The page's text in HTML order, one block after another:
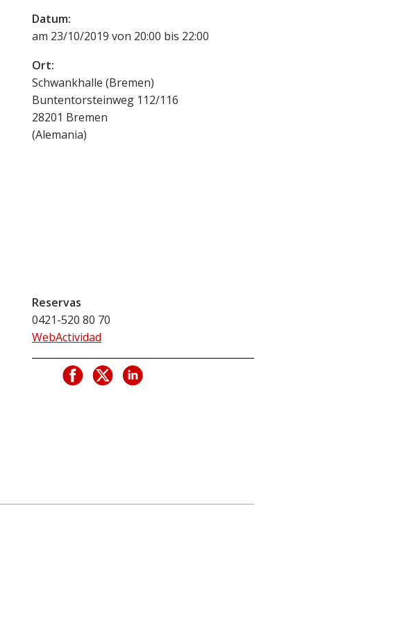
Datum:
am 23/10/2019 von 20:00 bis 22:00
Ort:
Schwankhalle (Bremen)
Buntentorsteinweg 112/116
28201 Bremen
(Alemania)
Reservas
0421-520 80 70
WebActividad